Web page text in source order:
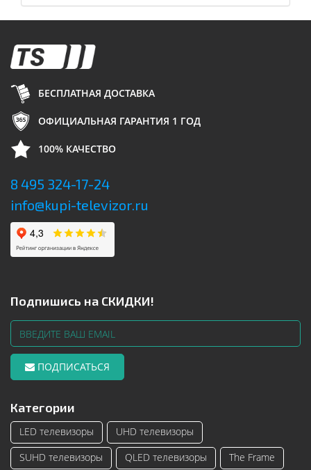
БЕСПЛАТНАЯ ДОСТАВКА
ОФИЦИАЛЬНАЯ ГАРАНТИЯ 1 ГОД
100% КАЧЕСТВО
8 495 324-17-24
info@kupi-televizor.ru
Подпишись на СКИДКИ!
ПОДПИСАТЬСЯ
Категории
LED телевизоры
UHD телевизоры
SUHD телевизоры
QLED телевизоры
The Frame